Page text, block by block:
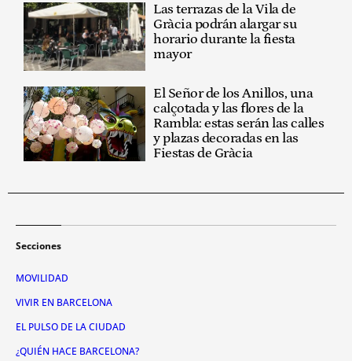
Las terrazas de la Vila de
Gràcia podrán alargar su
horario durante la fiesta
mayor
El Señor de los Anillos, una
calçotada y las flores de la
Rambla: estas serán las calles
y plazas decoradas en las
Fiestas de Gràcia
Secciones
MOVILIDAD
VIVIR EN BARCELONA
EL PULSO DE LA CIUDAD
¿QUIÉN HACE BARCELONA?